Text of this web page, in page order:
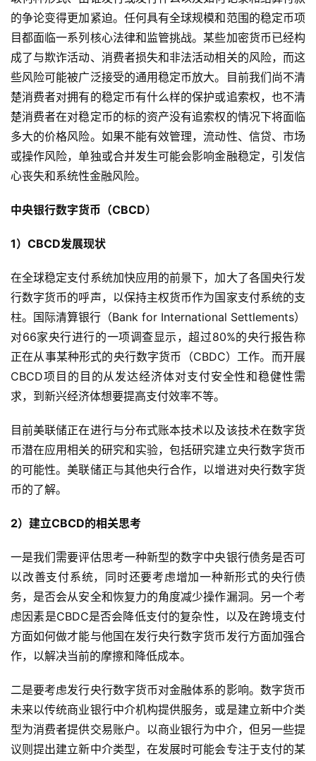
的争论变得更加紧迫。任何具有全球规模和范围的稳定币项
目都面临一系列核心法律和监管挑战。某些加密货币已经构
成了与欺诈活动、消费者损失和非法活动相关的风险，而这
些风险可能被广泛接受的通用稳定币放大。目前我们尚不清
楚消费者对拥有的稳定币有什么样的保护或追索权，也不清
楚消费者在对稳定币的标的资产没有追索权的情况下将面临
多大的价格风险。如果不能有效管理，流动性、信贷、市场
或操作风险，单独或合并发生可能会影响金融稳定，引发信
心丧失和系统性金融风险。
中央银行数字货币（CBCD）
1）CBCD发展现状
在全球稳定支付系统加快应用的前景下，加大了各国央行发
行数字货币的呼声，以保持主权货币作为国家支付系统的支
柱。国际清算银行（Bank for International Settlements）
对66家央行进行的一项调查显示，超过80%的央行报告称
正在从事某种形式的央行数字货币（CBDC）工作。而开展
CBCD项目的目的从发达经济体对支付安全性和稳健性需
求，到新兴经济体想要提高支付效率不等。
目前美联储正在进行与分布式账本技术以及该技术在数字货
币潜在应用相关的研究和实验，包括研究建立央行数字货币
的可能性。美联储正与其他央行合作，以增进对央行数字货
币的了解。
2）建立CBCD的相关思考
一是我们需要评估思考一种新型的数字中央银行债务是否可
以改善支付系统，同时还要考虑增加一种新形式的央行债
务，是否会从安全和恢复力的角度减少操作漏洞。另一个考
虑因素是CBDC是否会降低支付的复杂性，以及在跨境支付
方面如何做才能与他国在发行央行数字货币发行方面加强合
作，以解决当前的摩擦和降低成本。
二是要考虑发行央行数字货币对金融体系的影响。数字货币
未来以传统商业银行中介机构提供服务，或是建立新中介类
型为消费者提供交易账户。以商业银行为中介，但另一些提
议则提出建立新中介类型，在发展时可能会专注于支付的某